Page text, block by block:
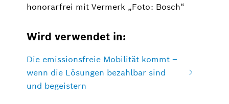
honorarfrei mit Vermerk „Foto: Bosch“
Wird verwendet in:
Die emissionsfreie Mobilität kommt –
wenn die Lösungen bezahlbar sind
und begeistern